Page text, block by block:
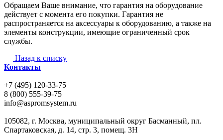
Обращаем Ваше внимание, что гарантия на оборудование
действует с момента его покупки. Гарантия не
распространяется на аксессуары к оборудованию, а также на
элементы конструкции, имеющие ограниченный срок
службы.
Назад к списку
Контакты
+7 (495) 120-33-75
8 (800) 555-39-75
info@aspromsystem.ru
105082, г. Москва, муниципальный округ Басманный, пл.
Спартаковская, д. 14, стр. 3, помещ. 3Н